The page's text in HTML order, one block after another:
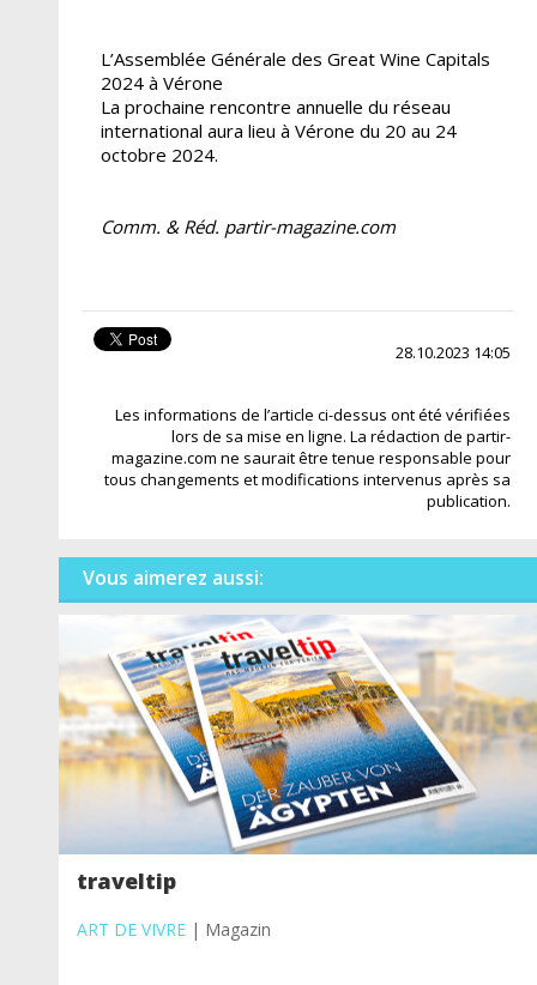
L’Assemblée Générale des Great Wine Capitals
2024 à Vérone
La prochaine rencontre annuelle du réseau
international aura lieu à Vérone du 20 au 24
octobre 2024.
Comm. & Réd. partir-magazine.com
28.10.2023 14:05
Les informations de l’article ci-dessus ont été vérifiées
lors de sa mise en ligne. La rédaction de partir-
magazine.com ne saurait être tenue responsable pour
tous changements et modifications intervenus après sa
publication.
Vous aimerez aussi:
traveltip
ART DE VIVRE| Magazin